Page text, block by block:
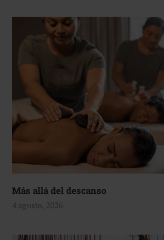
Más allá del descanso
4 agosto, 2026